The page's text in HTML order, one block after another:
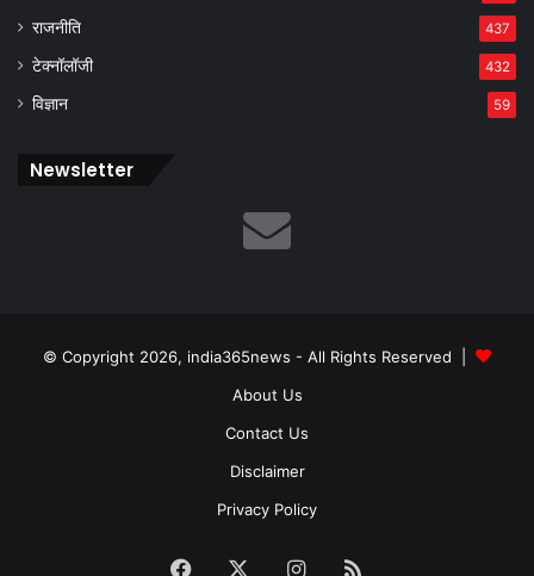
राजनीति 437
टेक्नॉलॉजी 432
विज्ञान 59
Newsletter
© Copyright 2026, india365news - All Rights Reserved |
About Us
Contact Us
Disclaimer
Privacy Policy
Facebook Instagram
RSS